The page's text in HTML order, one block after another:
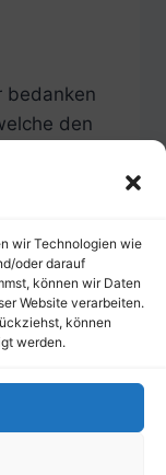
wir Technologien wie
oder darauf
können wir Daten
Website verarbeiten.
können
werden.
bedanken
den
wir